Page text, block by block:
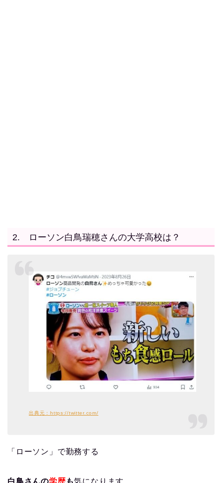
2. ローソン白鳥瑞穂さんの大学高校は？
出典元：https://twitter.com/
「ローソン」で勤務する